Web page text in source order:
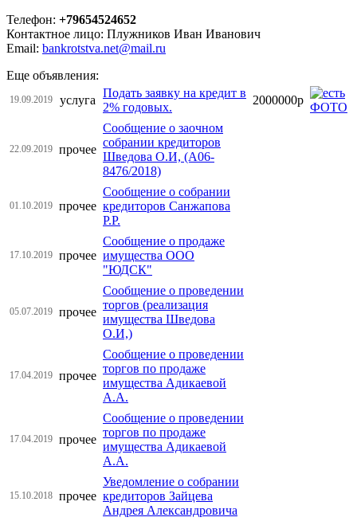
Телефон: +79654524652
Контактное лицо: Плужников Иван Иванович
Email: bankrotstva.net@mail.ru
Еще объявления:
19.09.2019 услуга
Подать заявку на кредит в
2% годовых.
2000000р
22.09.2019 прочее
Сообщение о заочном
собрании кредиторов
Шведова О.И, (А06-
8476/2018)
01.10.2019 прочее
Сообщение о собрании
кредиторов Санжапова
Р.Р.
17.10.2019 прочее
Сообщение о продаже
имущества ООО
"ЮДСК"
05.07.2019 прочее
Сообщение о проведении
торгов (реализация
имущества Шведова
О.И,)
17.04.2019 прочее
Сообщение о проведении
торгов по продаже
имущества Адикаевой
А.А.
17.04.2019 прочее
Сообщение о проведении
торгов по продаже
имущества Адикаевой
А.А.
15.10.2018 прочее
Уведомление о собрании
кредиторов Зайцева
Андрея Александровича